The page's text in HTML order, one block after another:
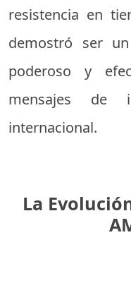
resistencia en
demostró ser
poderoso y
mensajes de
internacional.
La